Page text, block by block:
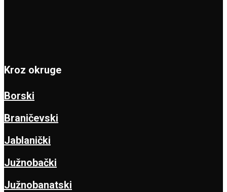
Kroz okruge
Borski
Braničevski
Jablanički
Južnobački
Južnobanatski